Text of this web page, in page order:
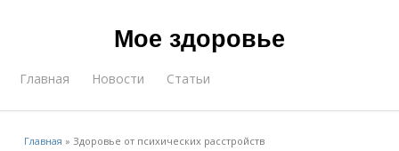
Мое здоровье
Главная Новости Статьи
Главная »Здоровье от психических расстройств